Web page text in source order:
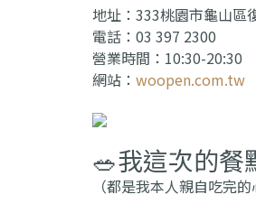
地址：333桃園市龜山區
電話：03 397 2300
營業時間：10:30-20:30
網站： woopen.com.tw
🥗我這次的餐
（都是我本人親自吃完的